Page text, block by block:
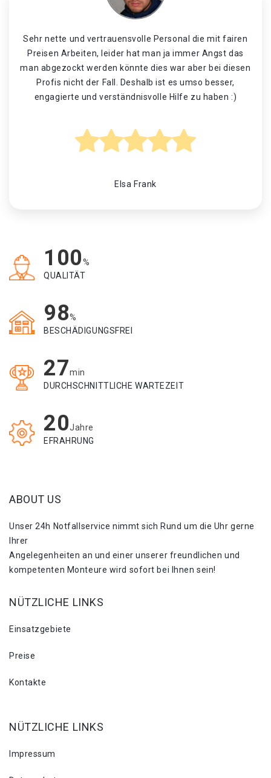
Sehr nette und vertrauensvolle Personal die mit fairen
Preisen Arbeiten, leider hat man ja immer Angst das
man abgezockt werden könnte dies war aber bei diesen
Profis nicht der Fall. Deshalb ist es umso besser,
engagierte und verständnisvolle Hilfe zu haben :)
Elsa Frank
100%
QUALITÄT
98%
BESCHÄDIGUNGSFREI
27min
DURCHSCHNITTLICHE WARTEZEIT
20Jahre
EFRAHRUNG
ABOUT US
Unser 24h Notfallservice nimmt sich Rund um die Uhr gerne
Ihrer
Angelegenheiten an und einer unserer freundlichen und
kompetenten Monteure wird sofort bei Ihnen sein!
NÜTZLICHE LINKS
Einsatzgebiete
Preise
Kontakte
NÜTZLICHE LINKS
Impressum